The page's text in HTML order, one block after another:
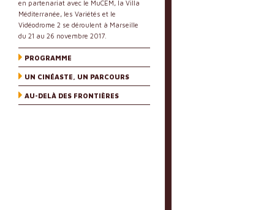
en partenariat avec le MuCEM, la Villa
Méditerranée, les Variétés et le
Vidéodrome 2 se déroulent à Marseille
du 21 au 26 novembre 2017.
PROGRAMME
UN CINÉASTE, UN PARCOURS
AU-DELÀ DES FRONTIÈRES